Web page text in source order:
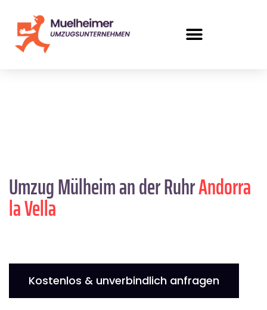
Umzug Mülheim an der RuhrAndorra
la Vella
Kostenlos & unverbindlich anfragen